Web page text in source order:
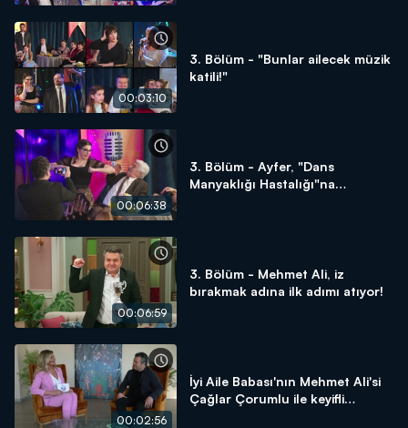
00:03:10
3. Bölüm - "Bunlar ailecek müzik
katili!"
00:06:38
3. Bölüm - Ayfer, "Dans
Manyaklığı Hastalığı"na
00:06:59
3. Bölüm - Mehmet Ali, iz
bırakmak adına ilk adımı atıyor!
00:02:56
İyi Aile Babası'nın Mehmet Ali'si
Çağlar Çorumlu ile keyifli